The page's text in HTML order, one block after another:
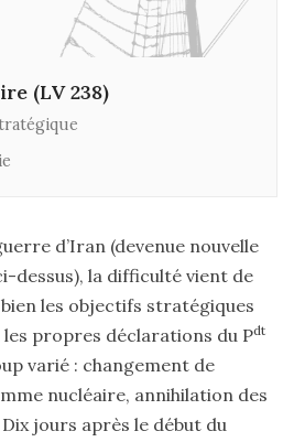
(LV 238)
d’Iran (devenue nouvelle
dessus), la difficulté vient de
bien les objectifs stratégiques
les propres déclarations du Pdt
varié : changement de
nucléaire, annihilation des
jours après le début du